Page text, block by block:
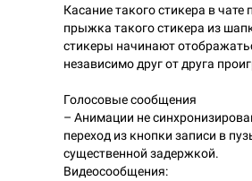
Касание такого стикера в
прыжка такого стикера из
стикеры начинают
независимо друг от друга
Голосовые сообщения
– Анимации не
переход из кнопки записи в
существенной задержкой.
Видеосообщения: